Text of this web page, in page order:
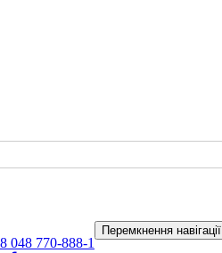
048 770-888-1
Перемкнення навігації